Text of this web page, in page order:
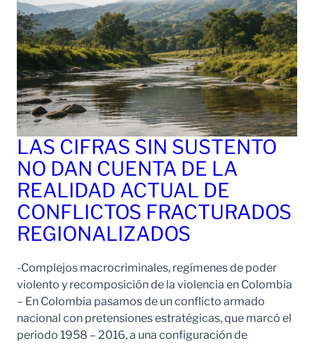
LAS CIFRAS SIN SUSTENTO
NO DAN CUENTA DE LA
REALIDAD ACTUAL DE
CONFLICTOS FRACTURADOS
REGIONALIZADOS
-Complejos macrocriminales, regímenes de poder
violento y recomposición de la violencia en Colombia
– En Colombia pasamos de un conflicto armado
nacional con pretensiones estratégicas, que marcó el
periodo 1958 – 2016, a una configuración de